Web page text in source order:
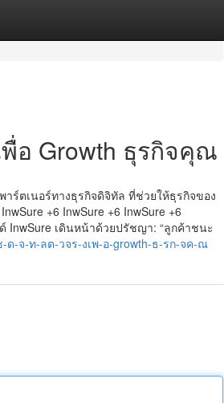
อ Growth ธุรกิจคุณ
ร์ตเนอร์ทางธุรกิจดิจิทัล ที่ช่วยให้ธุรกิจของ
+6 InwSure +6 InwSure +6
InwSure เดินหน้าด้วยปรัชญา: “ลูกค้าชนะ
-ด-จ-ท-ลต-วจร-งเพ-อ-growth-ธ-รก-จค-ณ